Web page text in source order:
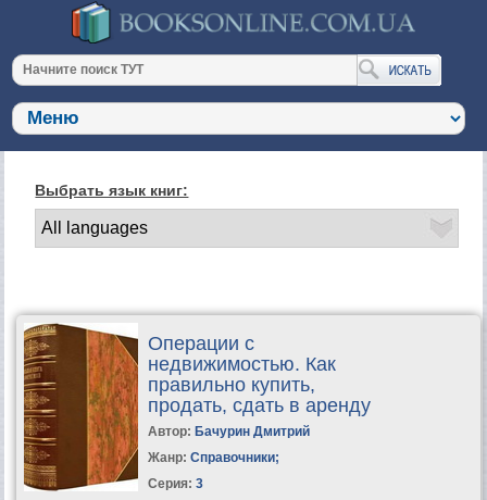
Выбрать язык книг:
Операции с
недвижимостью. Как
правильно купить,
продать, сдать в аренду
Автор: Бачурин Дмитрий
Жанр: Справочники;
Серия: 3